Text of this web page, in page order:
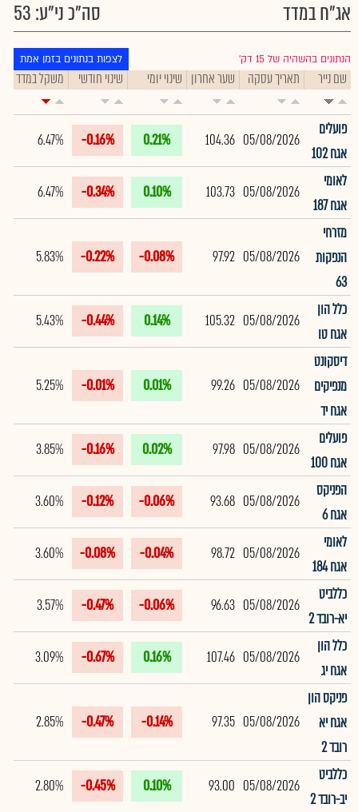
אג"ח במדד סה"כ ני"ע: 53
הנתונים בהשהיה של 15 דק׳ לצפות בנתונים בזמן אמת
שם נייר תאריך עסקה שער אחרון שינוי יומי שינוי חודשי משקל במדד
פועלים
אגח 102
05/08/2026
104.36
0.21%
-0.16%
6.47%
לאומי
אגח 187
05/08/2026
103.73
0.10%
-0.34%
6.47%
מזרחי
הנפקות
63
05/08/2026
97.92
-0.08%
-0.22%
5.83%
כלל הון
אגח טו
05/08/2026
105.32
0.14%
-0.44%
5.43%
דיסקונט
מנפיקים
אגח יד
05/08/2026
99.26
0.01%
-0.01%
5.25%
פועלים
אגח 100
05/08/2026
97.98
0.02%
-0.16%
3.85%
הפניקס
אגח 6
05/08/2026
93.68
-0.06%
-0.12%
3.60%
לאומי
אגח 184
05/08/2026
98.72
-0.04%
-0.08%
3.60%
כללביט
יא-רובד 2
05/08/2026
96.63
-0.06%
-0.47%
3.57%
כלל הון
אגח יג
05/08/2026
107.46
0.16%
-0.67%
3.09%
פניקס הון
אגח יא
רובד 2
05/08/2026
97.35
-0.14%
-0.47%
2.85%
כללביט
יב-רובד 2
05/08/2026
93.00
0.10%
-0.45%
2.80%